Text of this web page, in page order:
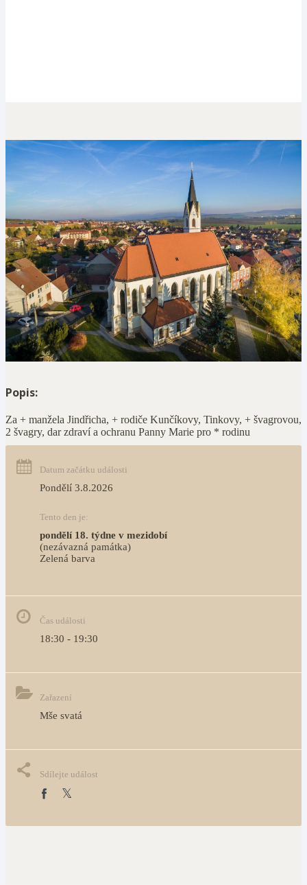
Popis:
Za + manžela Jindřicha, + rodiče Kunčíkovy, Tinkovy, + švagrovou,
2 švagry, dar zdraví a ochranu Panny Marie pro * rodinu
Datum začátku události
Pondělí 3.8.2026
Tento den je:
pondělí 18. týdne v mezidobí
(nezávazná památka)
Zelená barva
Čas události
18:30 - 19:30
Zařazení
Mše svatá
Sdílejte událost